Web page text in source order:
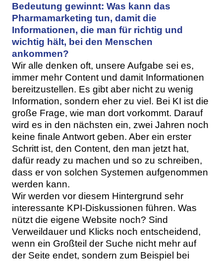
Bedeutung gewinnt: Was kann das
Pharmamarketing tun, damit die
Informationen, die man für richtig und
wichtig hält, bei den Menschen
ankommen?
Wir alle denken oft, unsere Aufgabe sei es,
immer mehr Content und damit Informationen
bereitzustellen. Es gibt aber nicht zu wenig
Information, sondern eher zu viel. Bei KI ist die
große Frage, wie man dort vorkommt. Darauf
wird es in den nächsten ein, zwei Jahren noch
keine finale Antwort geben. Aber ein erster
Schritt ist, den Content, den man jetzt hat,
dafür ready zu machen und so zu schreiben,
dass er von solchen Systemen aufgenommen
werden kann.
Wir werden vor diesem Hintergrund sehr
interessante KPI-Diskussionen führen. Was
nützt die eigene Website noch? Sind
Verweildauer und Klicks noch entscheidend,
wenn ein Großteil der Suche nicht mehr auf
der Seite endet, sondern zum Beispiel bei